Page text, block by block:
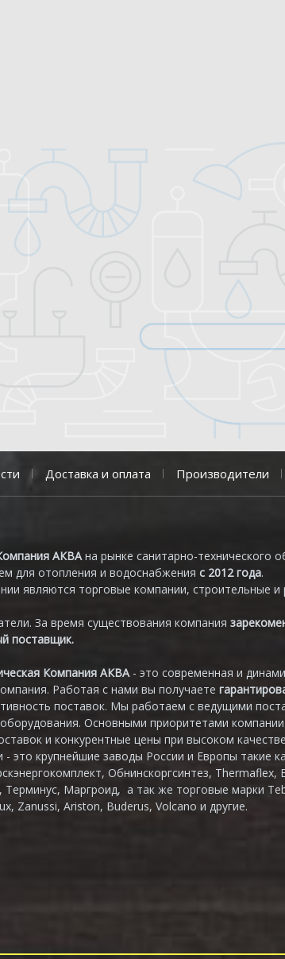
Доставка и оплата Производители
АКВАна рынке санитарно-технического
для отопления и водоснабжения с 2012 года.
являются торговые компании, строительные
За время существования компания
поставщик.
Компания АКВА - это современная и
Работая с нами вы получаете
поставок. Мы работаем с ведущими
оборудования. Основными приоритетами
и конкурентные цены при высоком
это крупнейшие заводы России и Европы такие
Обнинскоргсинтез, Thermaflex,
Терминус, Маргроид, а так же торговые марки
Zanussi, Ariston, Buderus, Volcano и другие.